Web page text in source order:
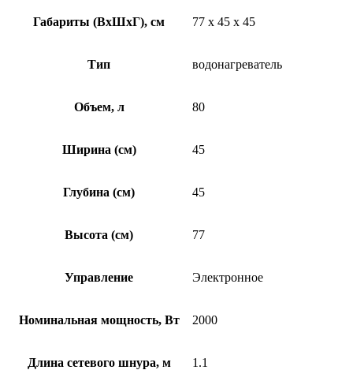
Габариты (ВхШхГ), см 77 x 45 x 45
Тип водонагреватель
Объем, л 80
Ширина (см) 45
Глубина (см) 45
Высота (см) 77
Управление Электронное
Номинальная мощность, Вт 2000
Длина сетевого шнура, м 1.1